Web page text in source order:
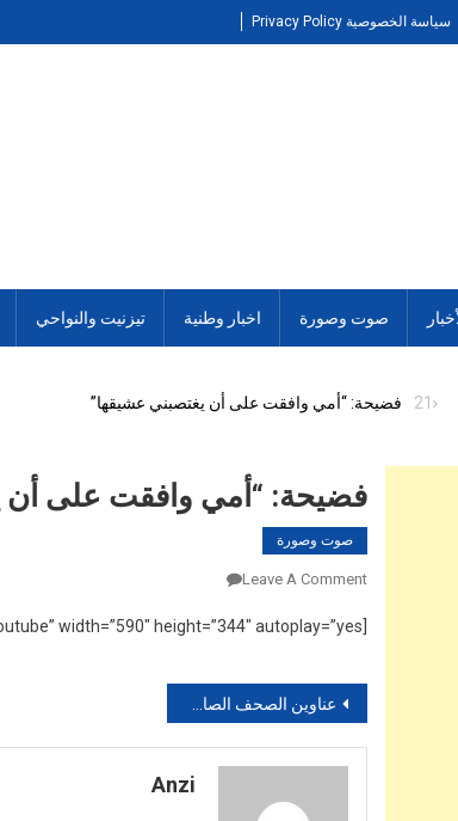
سياسة الخصوصية Privacy Policy
صوت وصورة اخبار وطنية تيزنيت والنواحي
21 فضيحة: “أمي وافقت على أن يغتصبني عشيقها”
فضيحة: “أمي وافقت على أن
صوت وصورة
Leave A Comment
“أمي
على
أن
يغتصبني
عشيقها”
تصفّح
المقالات
عناوين الصحف الصادرة اليوم السبت:عقوبات حبسية تنتظر أصحاب المباني
Anzi